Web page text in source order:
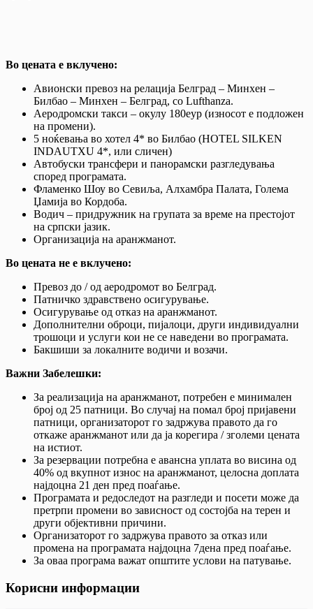
Во цената е вклучено:
Авионски превоз на релација Белград – Минхен –
Билбао – Минхен – Белград, со Lufthanza.
Аеродромски такси – окулу 180еур (износот е подложен
на промени).
5 ноќевања во хотел 4* во Билбао (HOTEL SILKEN
INDAUTXU 4*, или сличен)
Автобуски трансфери и панорамски разгледувања
според програмата.
Фламенко Шоу во Севиља, Алхамбра Палата, Голема
Џамија во Кордоба.
Водич – придружник на групата за време на престојот
на српски јазик.
Организација на аранжманот.
Во цената не е вклучено:
Превоз до / од аеродромот во Белград.
Патничко здравствено осигурување.
Осигурување од отказ на аранжманот.
Дополнителни оброци, пијалоци, други индивидуални
трошоци и услуги кои не се наведени во програмата.
Бакшиши за локалните водичи и возачи.
Важни Забелешки:
За реализација на аранжманот, потребен е минимален
број од 25 патници. Во случај на помал број пријавени
патници, организаторот го задржува правото да го
откаже аранжманот или да ја корегира / зголеми цената
на истиот.
За резервации потребна е авансна уплата во висина од
40% од вкупнот износ на аранжманот, целосна доплата
најдоцна 21 ден пред поаѓање.
Програмата и редоследот на разгледи и посети може да
претрпи промени во зависност од состојба на терен и
други објективни причини.
Организаторот го задржува правото за отказ или
промена на програмата најдоцна 7дена пред поаѓање.
За оваа програма важат општите услови на патување.
Корисни информации